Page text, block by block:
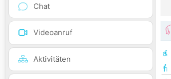
Chat
Videoanruf
Aktivitäten